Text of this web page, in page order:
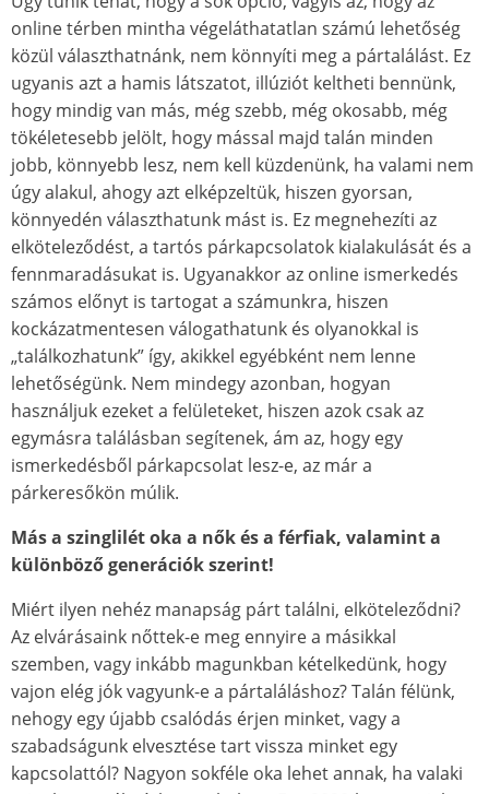
online térben mintha végeláthatatlan számú lehetőség
közül választhatnánk, nem könnyíti meg a pártalálást. Ez
ugyanis azt a hamis látszatot, illúziót keltheti bennünk,
hogy mindig van más, még szebb, még okosabb, még
tökéletesebb jelölt, hogy mással majd talán minden
jobb, könnyebb lesz, nem kell küzdenünk, ha valami nem
úgy alakul, ahogy azt elképzeltük, hiszen gyorsan,
könnyedén választhatunk mást is. Ez megnehezíti az
elköteleződést, a tartós párkapcsolatok kialakulását és a
fennmaradásukat is. Ugyanakkor az online ismerkedés
számos előnyt is tartogat a számunkra, hiszen
kockázatmentesen válogathatunk és olyanokkal is
„találkozhatunk” így, akikkel egyébként nem lenne
lehetőségünk. Nem mindegy azonban, hogyan
használjuk ezeket a felületeket, hiszen azok csak az
egymásra találásban segítenek, ám az, hogy egy
ismerkedésből párkapcsolat lesz-e, az már a
párkeresőkön múlik.
Más a szinglilét oka a nők és a férfiak, valamint a
különböző generációk szerint!
Miért ilyen nehéz manapság párt találni, elköteleződni?
Az elvárásaink nőttek-e meg ennyire a másikkal
szemben, vagy inkább magunkban kételkedünk, hogy
vajon elég jók vagyunk-e a pártaláláshoz? Talán félünk,
nehogy egy újabb csalódás érjen minket, vagy a
szabadságunk elvesztése tart vissza minket egy
kapcsolattól? Nagyon sokféle oka lehet annak, ha valaki